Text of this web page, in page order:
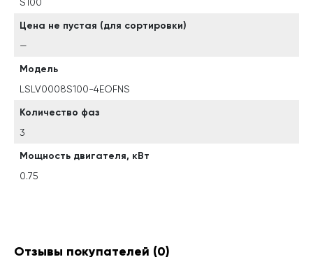
Цена не пустая (для сортировки)
—
Модель
LSLV0008S100-4EOFNS
Количество фаз
3
Мощность двигателя, кВт
0.75
Отзывы покупателей (0)